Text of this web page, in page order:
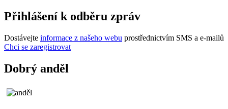
Přihlášení k odběru zpráv
Dostávejte informace z našeho webu prostřednictvím SMS a e-mailů
Chci se zaregistrovat
Dobrý anděl